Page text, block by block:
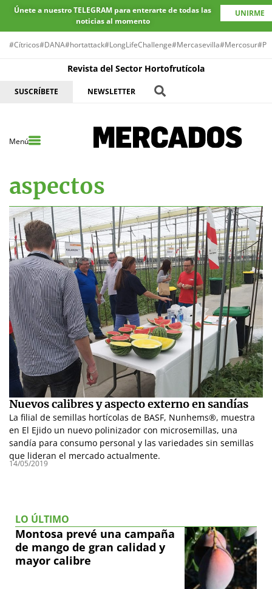
Únete a nuestro TELEGRAM para enterarte de todas las
noticias al momento
UNIRME
#Cítricos#DANA#hortattack#LongLifeChallenge#Mercasevilla#Mercosur
Revista del Sector Hortofrutícola
SUSCRÍBETE NEWSLETTER
Menú
aspectos
Nuevos calibres y aspecto externo en sandías
La filial de semillas hortícolas de BASF, Nunhems®, muestra
en El Ejido un nuevo polinizador con microsemillas, una
sandía para consumo personal y las variedades sin semillas
que lideran el mercado actualmente.
14/05/2019
LO ÚLTIMO
Montosa prevé una campaña
de mango de gran calidad y
mayor calibre